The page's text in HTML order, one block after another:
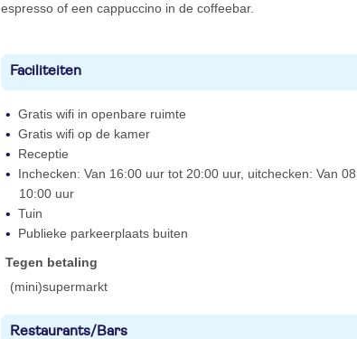
espresso of een cappuccino in de coffeebar.
Faciliteiten
Gratis wifi in openbare ruimte
Gratis wifi op de kamer
Receptie
Inchecken: Van 16:00 uur tot 20:00 uur, uitchecken: Van
10:00 uur
Tuin
Publieke parkeerplaats buiten
Tegen betaling
(mini)supermarkt
Restaurants/Bars